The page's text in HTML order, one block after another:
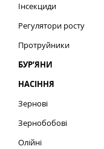
Інсекциди
Регулятори росту
Протруйники
БУР’ЯНИ
НАСІННЯ
Зернові
Зернобобові
Олійні